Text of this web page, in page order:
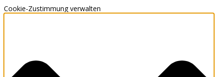
Cookie-Zustimmung verwalten